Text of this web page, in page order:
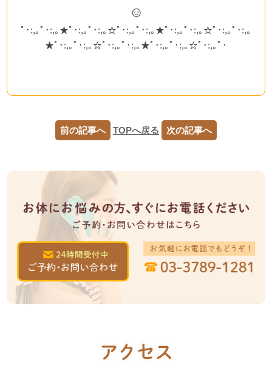
☺
ﾟ･:,｡ﾟ･:,｡★ﾟ･:,｡ﾟ･:,｡☆ﾟ･:,｡ﾟ･:,｡★ﾟ･:,｡ﾟ･:,｡☆ﾟ･:,｡ﾟ･:,｡
★ﾟ･:,｡ﾟ･:,｡☆ﾟ･:,｡ﾟ･:,｡★ﾟ･:,｡ﾟ･:,｡☆ﾟ･:,｡ﾟ･
前の記事へ TOPへ戻る 次の記事へ